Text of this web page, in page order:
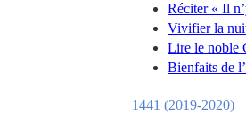
Réciter « Il
Vivifier la
Lire le noble
Bienfaits de
1441 (2019-2020)